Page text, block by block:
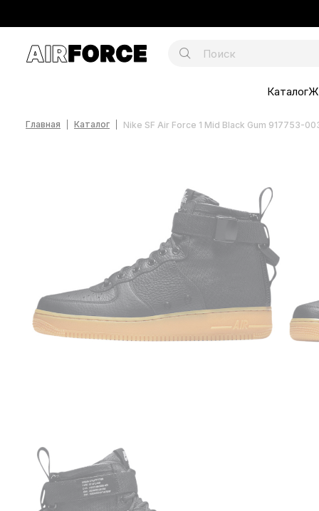
Каталог
Главная Каталог Nike SF Air Force 1 Mid Black Gum 917753-